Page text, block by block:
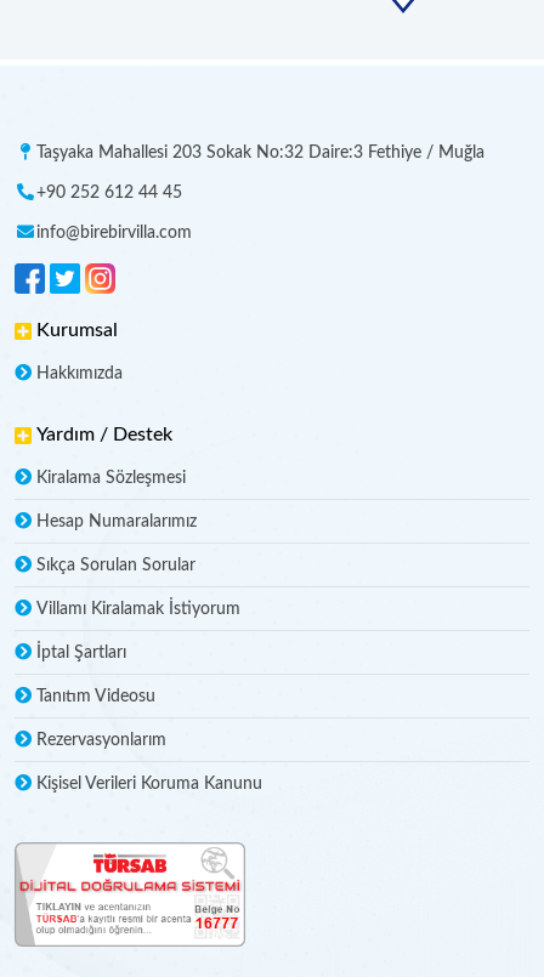
Taşyaka Mahallesi 203 Sokak No:32 Daire:3 Fethiye / Muğla
+90 252 612 44 45
info@birebirvilla.com
Kurumsal
Hakkımızda
Yardım / Destek
Kiralama Sözleşmesi
Hesap Numaralarımız
Sıkça Sorulan Sorular
Villamı Kiralamak İstiyorum
İptal Şartları
Tanıtım Videosu
Rezervasyonlarım
Kişisel Verileri Koruma Kanunu